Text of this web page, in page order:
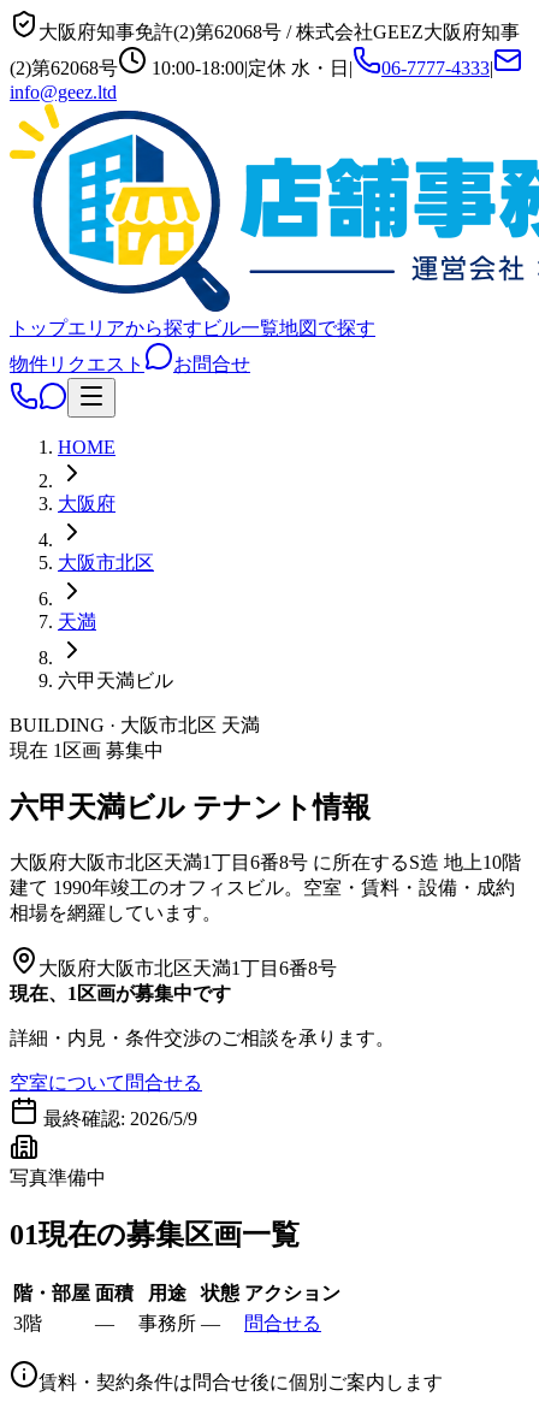
大阪府知事免許(2)第62068号 /株式会社GEEZ大阪府知事
(2)第62068号
10:00-18:00|定休 水・日 | 06-7777-4333|
info@geez.ltd
トップエリアから探す ビル一覧地図で探す
物件リクエスト
お問合せ
HOME
大阪府
大阪市北区
天満
六甲天満ビル
BUILDING · 大阪市北区 天満
現在 1 区画 募集中
六甲天満ビル テナント情報
大阪府大阪市北区天満1丁目6番8号 に所在するS造 地上10階
建て 1990年竣工のオフィスビル。空室・賃料・設備・成約
相場を網羅しています。
大阪府大阪市北区天満1丁目6番8号
現在、1区画が募集中です
詳細・内見・条件交渉のご相談を承ります。
空室について問合せる
最終確認: 2026/5/9
写真準備中
01現在の募集区画一覧
階・部屋 面積 用途 状態 アクション
3階
— 事務所 — 問合せる
賃料・契約条件は問合せ後に個別ご案内します